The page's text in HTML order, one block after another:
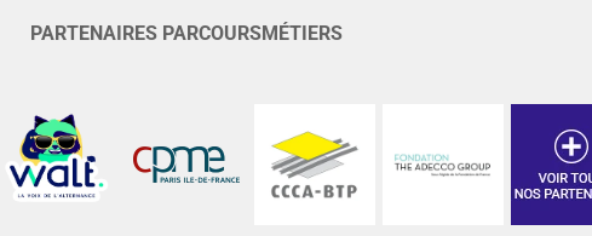
PARTENAIRES PARCOURSMÉTIERS